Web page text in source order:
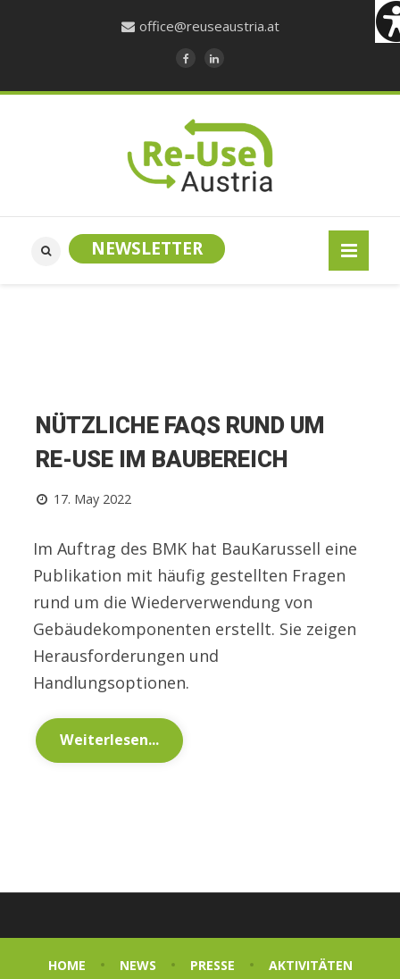
office@reuseaustria.at
NEWSLETTER
NÜTZLICHE FAQS RUND UM
RE-USE IM BAUBEREICH
17. May 2022
Im Auftrag des BMK hat BauKarussell eine
Publikation mit häufig gestellten Fragen
rund um die Wiederverwendung von
Gebäudekomponenten erstellt. Sie zeigen
Herausforderungen und
Handlungsoptionen.
Weiterlesen...
HOME NEWS PRESSE
AKTIVITÄTEN